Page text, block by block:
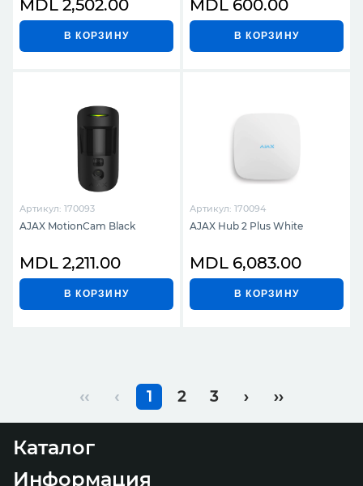
MDL 2,502.00
В КОРЗИНУ
MDL 600.00
В КОРЗИНУ
Артикул: 170093
AJAX MotionCam Black
MDL 2,211.00
В КОРЗИНУ
Артикул: 170094
AJAX Hub 2 Plus White
MDL 6,083.00
В КОРЗИНУ
‹‹ ‹ 1 2 3 › ››
Каталог
Информация